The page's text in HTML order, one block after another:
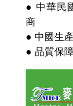
● 中華民
商
● 中國生
● 品質保